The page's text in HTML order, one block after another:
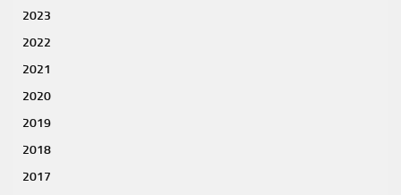
2023
2022
2021
2020
2019
2018
2017